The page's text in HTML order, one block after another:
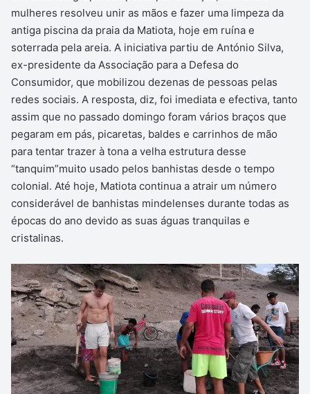
mulheres resolveu unir as mãos e fazer uma limpeza da
antiga piscina da praia da Matiota, hoje em ruína e
soterrada pela areia. A iniciativa partiu de António Silva,
ex-presidente da Associação para a Defesa do
Consumidor, que mobilizou dezenas de pessoas pelas
redes sociais. A resposta, diz, foi imediata e efectiva, tanto
assim que no passado domingo foram vários braços que
pegaram em pás, picaretas, baldes e carrinhos de mão
para tentar trazer à tona a velha estrutura desse
“tanquim”muito usado pelos banhistas desde o tempo
colonial. Até hoje, Matiota continua a atrair um número
considerável de banhistas mindelenses durante todas as
épocas do ano devido as suas águas tranquilas e
cristalinas.